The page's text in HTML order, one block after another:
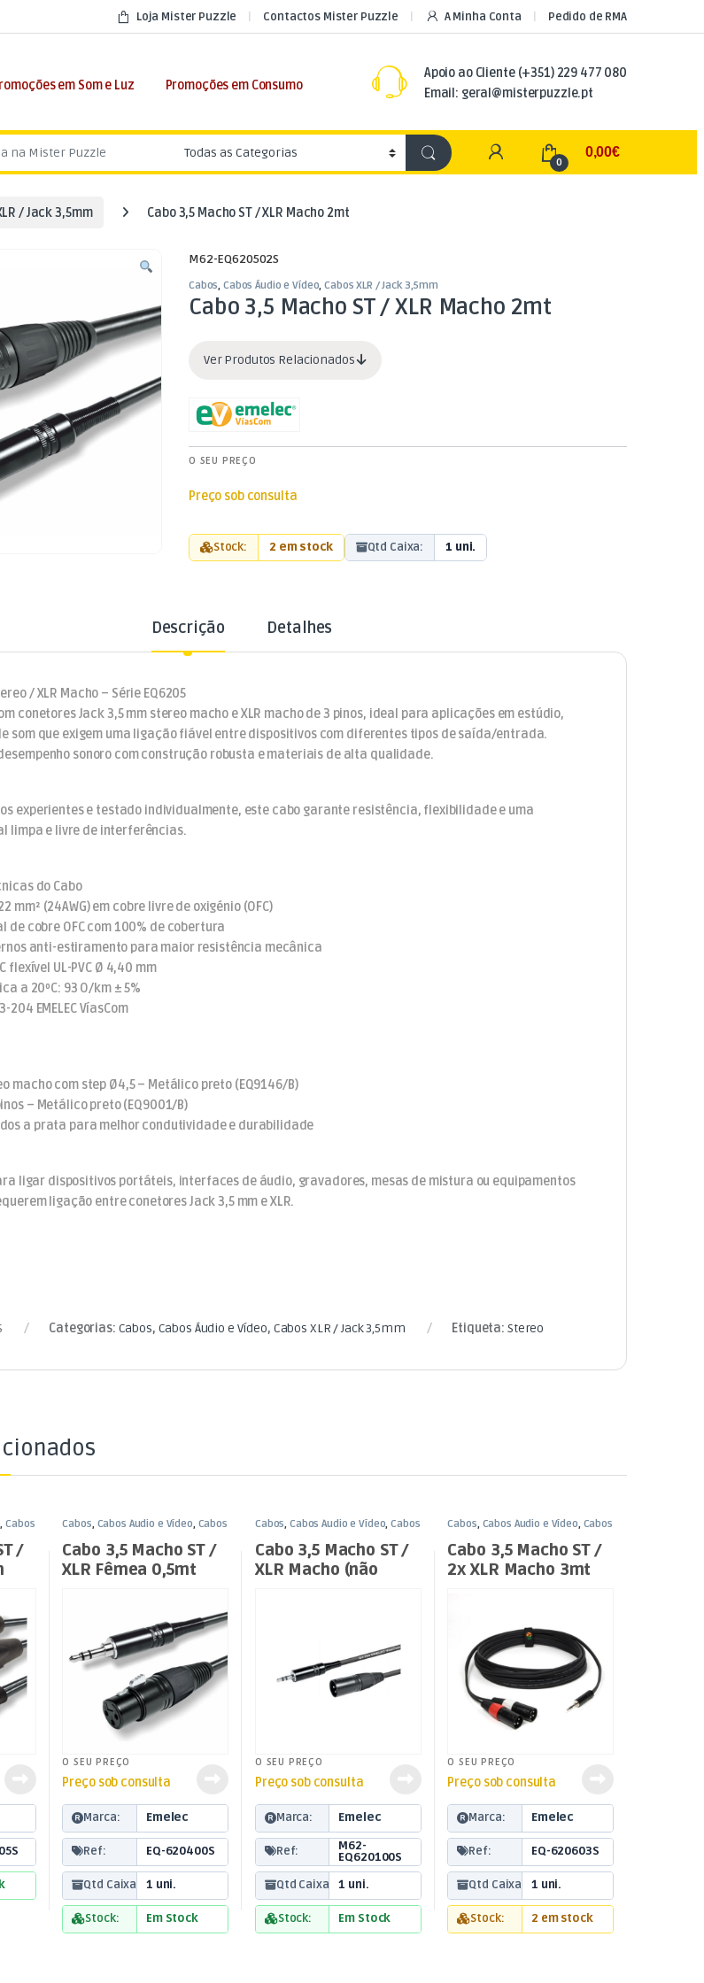
Loja Mister Puzzle Contactos Mister Puzzle A Minha Conta Pedido de RMA
em Som e Luz Promoções em Consumo
Apoio ao Cliente(+351) 229 477 080
Email: geral@misterpuzzle.pt
My Account
0
0,00€
/ Jack 3,5mm Cabo 3,5 Macho ST / XLR Macho 2mt
M62-EQ620502S
Cabos,Cabos Áudio e Vídeo,Cabos XLR / Jack 3,5mm
Cabo 3,5 Macho ST / XLR Macho 2mt
Ver Produtos Relacionados
O SEU PREÇO
Preço sob consulta
Stock: 2 em stock Qtd Caixa: 1 uni.
Descrição Detalhes
/ XLR Macho – Série EQ6205
conetores Jack 3,5 mm stereo macho e XLR macho de 3 pinos, ideal para aplicações em estúdio,
som que exigem uma ligação fiável entre dispositivos com diferentes tipos de saída/entrada.
sonoro com construção robusta e materiais de alta qualidade.
experientes e testado individualmente, este cabo garante resistência, flexibilidade e uma
limpa e livre de interferências.
do Cabo
mm² (24AWG) em cobre livre de oxigénio (OFC)
de cobre OFC com 100% de cobertura
anti-estiramento para maior resistência mecânica
flexível UL-PVC Ø 4,40 mm
a 20ºC: 93 O/km ± 5%
EMELEC VíasCom
macho com step Ø4,5 – Metálico preto (EQ9146/B)
– Metálico preto (EQ9001/B)
a prata para melhor condutividade e durabilidade
ligar dispositivos portáteis, interfaces de áudio, gravadores, mesas de mistura ou equipamentos
ligação entre conetores Jack 3,5 mm e XLR.
Categorias: Cabos, Cabos Áudio e Vídeo, Cabos XLR / Jack 3,5mm Etiqueta: Stereo
,Cabos
/
Cabos, Cabos Áudio e Vídeo, Cabos
Cabo 3,5 Macho ST /
XLR Fêmea 0,5mt
O SEU PREÇO
Preço sob consulta
Marca: Emelec
Ref: EQ-620400S
Qtd Caixa: 1 uni.
Stock: Em Stock
Cabos,Cabos Áudio e Vídeo,Cabos
Cabo 3,5 Macho ST /
XLR Macho (não
O SEU PREÇO
Preço sob consulta
Marca: Emelec
Ref:
M62-
EQ620100S
Qtd Caixa:
1 uni.
Stock: Em Stock
Cabos, Cabos Áudio e Vídeo, Cabos
Cabo 3,5 Macho ST /
2x XLR Macho 3mt
O SEU PREÇO
Preço sob consulta
Marca: Emelec
Ref: EQ-620603S
Qtd Caixa: 1 uni.
Stock: 2 em stock